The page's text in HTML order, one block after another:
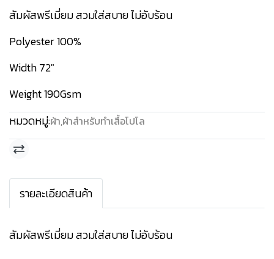
สัมผัสพรีเมี่ยม สวมใส่สบาย ไม่อับร้อน
Polyester 100%
Width 72"
Weight 190Gsm
หมวดหมู่:ผ้า,ผ้าสำหรับทำเสื้อโปโล
รายละเอียดสินค้า
สัมผัสพรีเมี่ยม สวมใส่สบาย ไม่อับร้อน